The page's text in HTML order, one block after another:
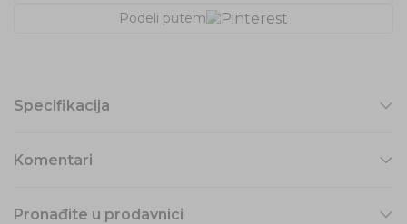
Podeli putem
Specifikacija
Komentari
Pronađite u prodavnici